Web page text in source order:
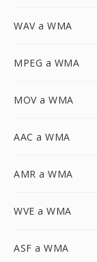
WAV a WMA
MPEG a WMA
MOV a WMA
AAC a WMA
AMR a WMA
WVE a WMA
ASF a WMA